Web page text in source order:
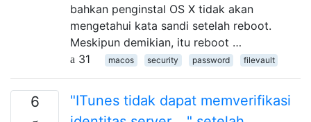
bahkan penginstal OS X tidak akan
mengetahui kata sandi setelah reboot.
Meskipun demikian, itu reboot …
31
macos security password filevault
6
"ITunes tidak dapat memverifikasi